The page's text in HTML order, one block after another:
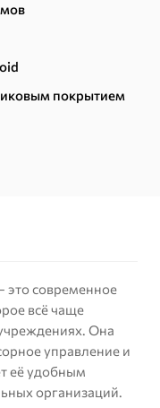
покрытием
это современное
всё чаще
Она
управление и
её удобным
организаций.